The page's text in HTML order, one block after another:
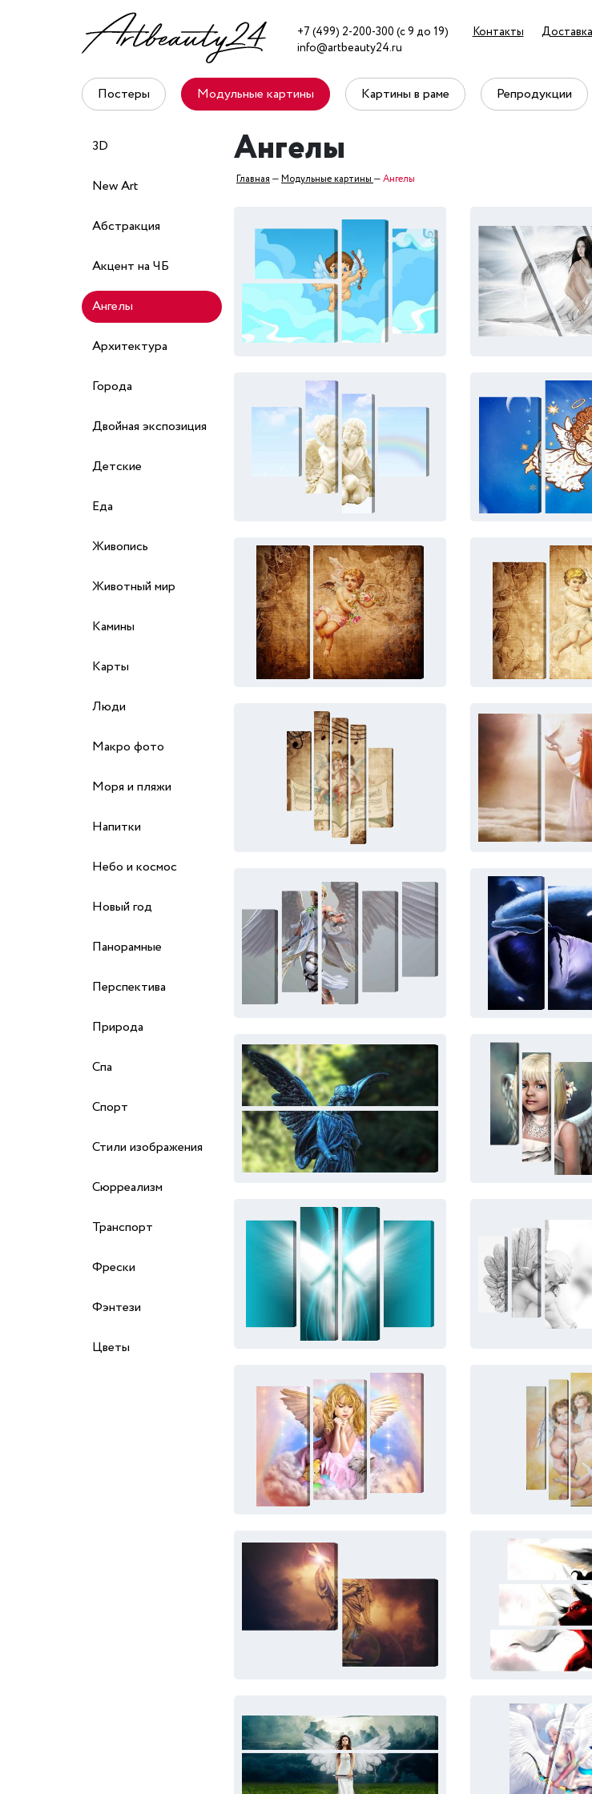
+7 (499) 2-200-300 (с 9 до 19)
info@artbeauty24.ru
Контакты
Постеры Модульные картины Картины в раме Репродукции
3D
New Art
Абстракция
Акцент на ЧБ
Ангелы
Архитектура
Города
Двойная экспозиция
Детские
Еда
Живопись
Животный мир
Камины
Карты
Люди
Макро фото
Моря и пляжи
Напитки
Небо и космос
Новый год
Панорамные
Перспектива
Природа
Спа
Спорт
Стили изображения
Сюрреализм
Транспорт
Фрески
Фэнтези
Цветы
Ангелы
Главная —Модульные картины —Ангелы